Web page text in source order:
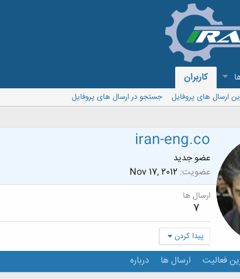
کاربران
ارسال های پروفایل
جستجو در ارسال های پروفایل
iran-eng.co
عضو جدید
عضویت Nov 17, 2012
ارسال ها
7
پیدا کردن
فعالیت ارسال ها درباره